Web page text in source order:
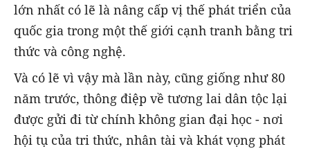
lớn nhất có lẽ là nâng cấp vị thế phát triển của
quốc gia trong một thế giới cạnh tranh bằng tri
thức và công nghệ.
Và có lẽ vì vậy mà lần này, cũng giống như 80
năm trước, thông điệp về tương lai dân tộc lại
được gửi đi từ chính không gian đại học - nơi
hội tụ của tri thức, nhân tài và khát vọng phát